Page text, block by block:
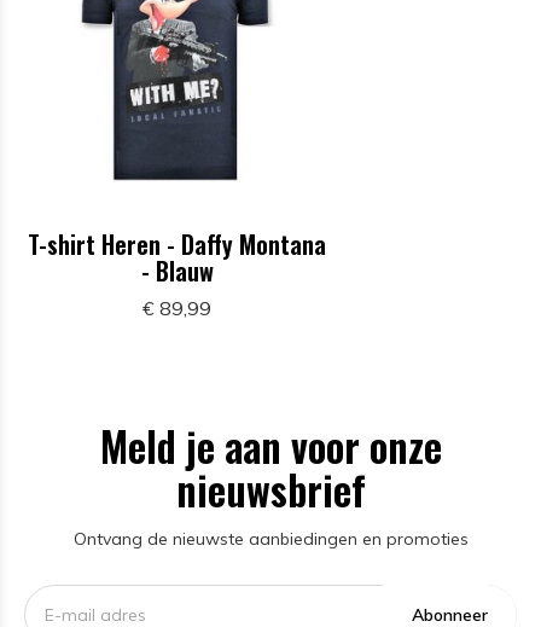
T-shirt Heren - Daffy Montana
- Blauw
€ 89,99
Meld je aan voor onze
nieuwsbrief
Ontvang de nieuwste aanbiedingen en promoties
Abonneer